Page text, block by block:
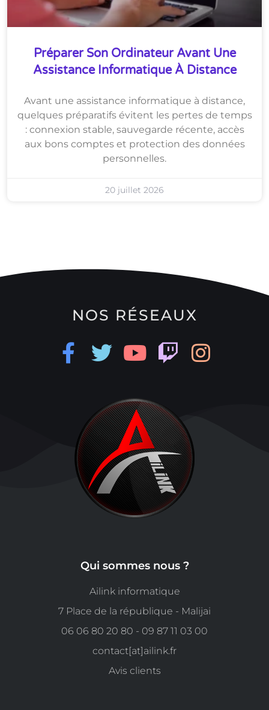
Préparer Son Ordinateur Avant Une
Assistance Informatique À Distance
Avant une assistance informatique à distance,
quelques préparatifs évitent les pertes de temps
: connexion stable, sauvegarde récente, accès
aux bons comptes et protection des données
personnelles.
20 juillet 2026
NOS RÉSEAUX
Qui sommes nous ?
Ailink informatique
7 Place de la république - Malijai
06 06 80 20 80 - 09 87 11 03 00
contact[at]ailink.fr
Avis clients